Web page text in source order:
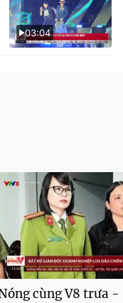
03:04
cùng V8 trưa -